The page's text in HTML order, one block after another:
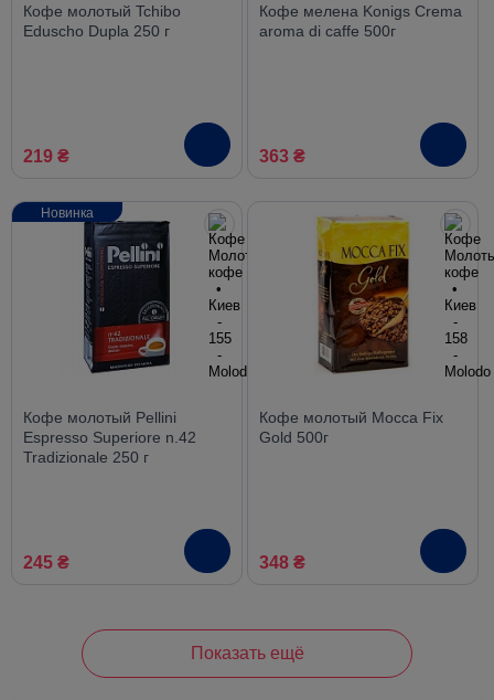
Кофе молотый Tchibo
Eduscho Dupla 250 г
219 ₴
Кофе мелена Konigs Crema
aroma di caffe 500г
363 ₴
Кофе молотый Pellini
Espresso Superiore n.42
Tradizionale 250 г
245 ₴
Новинка
Кофе молотый Mocca Fix
Gold 500г
348 ₴
Показать ещё